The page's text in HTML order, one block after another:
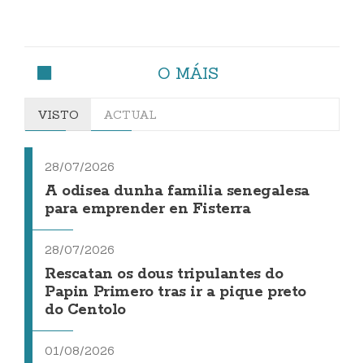
O MÁIS
VISTO ACTUAL
28/07/2026
A odisea dunha familia senegalesa
para emprender en Fisterra
28/07/2026
Rescatan os dous tripulantes do
Papin Primero tras ir a pique preto
do Centolo
01/08/2026